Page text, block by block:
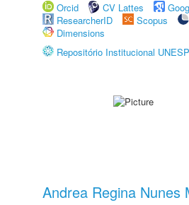
Orcid
CV Lattes
ResearcherID
Scopus
Dimensions
Repositório Institucional UNESP
Andrea Regina Nunes